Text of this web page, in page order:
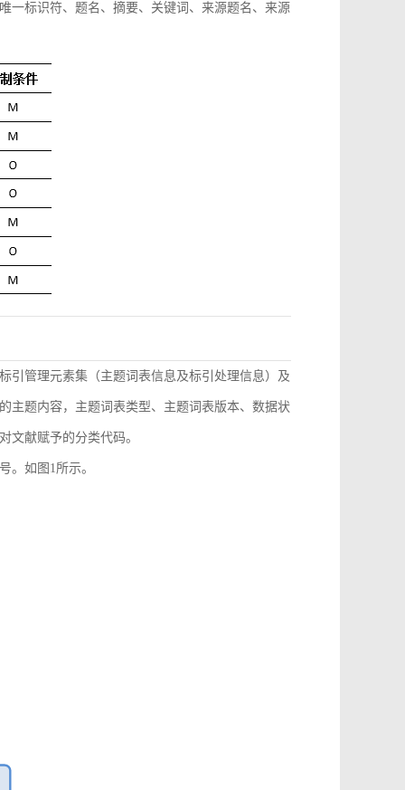
一标识符、题名、摘要、关键词、来源题名、来源
引管理元素集（主题词表信息及标引处理信息）及
主题内容，主题词表类型、主题词表版本、数据状
文献赋予的分类代码。
。如图1所示。